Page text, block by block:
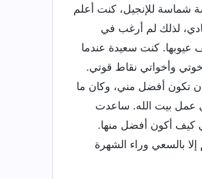
شماسة للإنجيل، كنت أعلم
لذلك لم أرغب في
عيوبها. كنت سعيدة عندما
وأخواتي نقاط قوتي.
تكون أفضل مني، وكان ما
عمل بيت الله. ساعدت
كيف أكون أفضل منها.
بالسعي وراء الشهرة